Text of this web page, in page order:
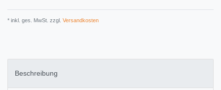
* inkl. ges. MwSt. zzgl. Versandkosten
Beschreibung